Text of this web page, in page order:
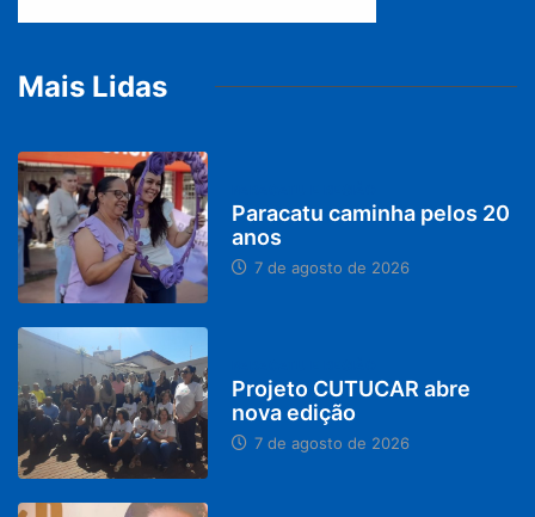
Mais Lidas
Paracatu caminha pelos 20
anos
7 de agosto de 2026
Projeto CUTUCAR abre
nova edição
7 de agosto de 2026